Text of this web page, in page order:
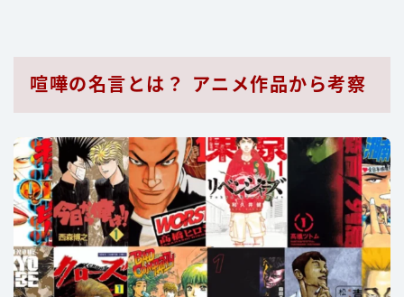
喧嘩の名言とは？ アニメ作品から考察